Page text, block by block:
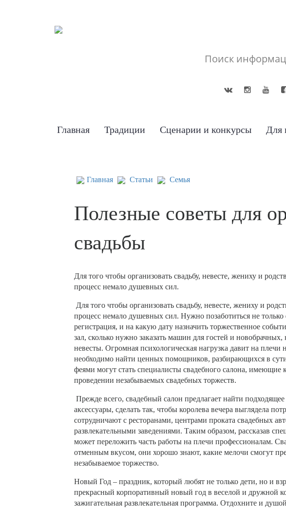
Главная Традиции Сценарии и конкурсы Для
Главная Статьи Семья
Полезные советы для
свадьбы
Для того чтобы организовать свадьбу, невесте, жениху и
процесс немало душевных сил.
Для того чтобы организовать свадьбу, невесте, жениху и
процесс немало душевных сил. Нужно позаботиться не только
регистрация, и на какую дату назначить торжественное
зал, сколько нужно заказать машин для гостей и
невесты. Огромная психологическая нагрузка давит на плечи
необходимо найти ценных помощников, разбирающихся в
феями могут стать специалисты свадебного салона, имеющие
проведении незабываемых свадебных торжеств.
Прежде всего, свадебный салон предлагает найти
аксессуары, сделать так, чтобы королева вечера выглядела
сотрудничают с ресторанами, центрами проката свадебных
развлекательными заведениями. Таким образом, рассказав
может переложить часть работы на плечи профессионалам.
отменным вкусом, они хорошо знают, какие мелочи смогут
незабываемое торжество.
Новый Год – праздник, который любят не только дети, но и
прекрасный корпоративный новый год в веселой и дружной
зажигательная развлекательная программа. Отдохните и